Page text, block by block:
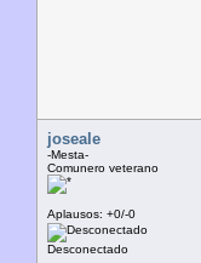
joseale
-Mesta-
Comunero veterano
Aplausos: +0/-0
Desconectado